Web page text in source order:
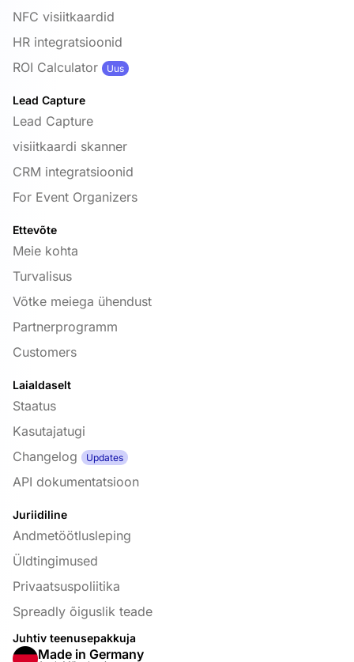
NFC visiitkaardid
HR integratsioonid
ROI Calculator
Uus
Lead Capture
Lead Capture
visiitkaardi skanner
CRM integratsioonid
For Event Organizers
Ettevõte
Meie kohta
Turvalisus
Võtke meiega ühendust
Partnerprogramm
Customers
Laialdaselt
Staatus
Kasutajatugi
Changelog
Updates
API dokumentatsioon
Juriidiline
Andmetöötlusleping
Üldtingimused
Privaatsuspoliitika
Spreadly õiguslik teade
Juhtiv teenusepakkuja
Made in Germany